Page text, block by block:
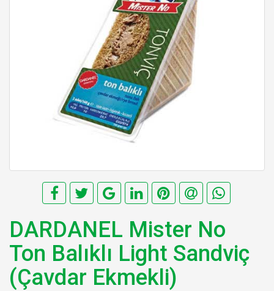
DARDANEL Mister No
Ton Balıklı Light Sandviç
(Çavdar Ekmekli)